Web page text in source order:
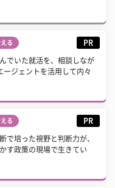
る PR
でいた就活を、相談しなが
ージェントを活用して内々
る PR
で培った視野と判断力が、
す政策の現場で生きてい